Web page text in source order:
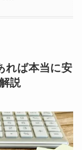
れば本当に安
説